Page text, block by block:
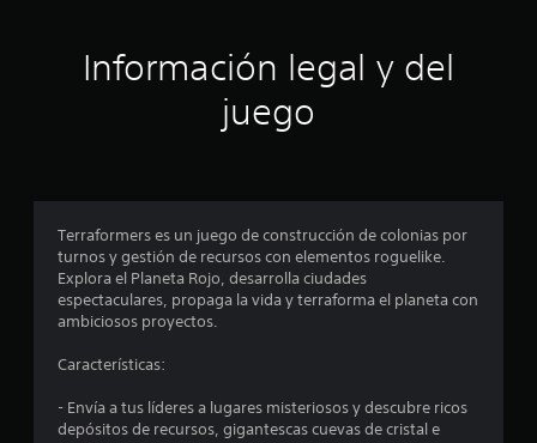
ó
r
o
i
Información legal y del
juego
Terraformers es un juego de construcción de colonias por
turnos y gestión de recursos con elementos roguelike.
Explora el Planeta Rojo, desarrolla ciudades
espectaculares, propaga la vida y terraforma el planeta con
ambiciosos proyectos.
Características:
- Envía a tus líderes a lugares misteriosos y descubre ricos
depósitos de recursos, gigantescas cuevas de cristal e